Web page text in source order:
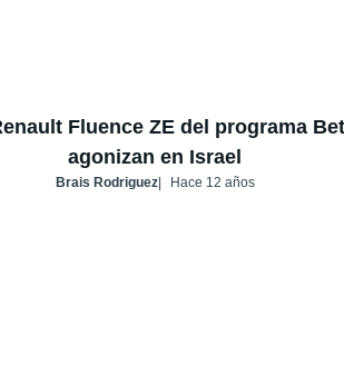
Fluence ZE del programa
agonizan en Israel
Brais Rodriguez Hace 12 años